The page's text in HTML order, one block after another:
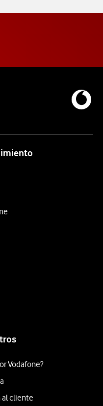
Vodafone. Abre ventana
Vodafone?
al cliente